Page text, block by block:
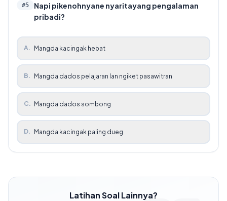
#5
Napi pikenohnyane nyaritayang pengalaman
pribadi?
A. Mangda kacingak hebat
B. Mangda dados pelajaran lan ngiket pasawitran
C. Mangda dados sombong
D. Mangda kacingak paling dueg
Latihan Soal Lainnya?